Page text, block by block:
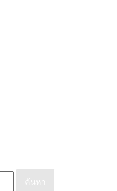
ค้นหา